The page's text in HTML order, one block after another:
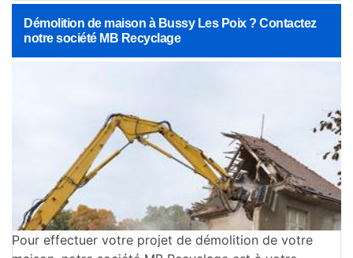
Démolition de maison à Bussy Les Poix ? Contactez
notre société MB Recyclage
Pour effectuer votre projet de démolition de votre